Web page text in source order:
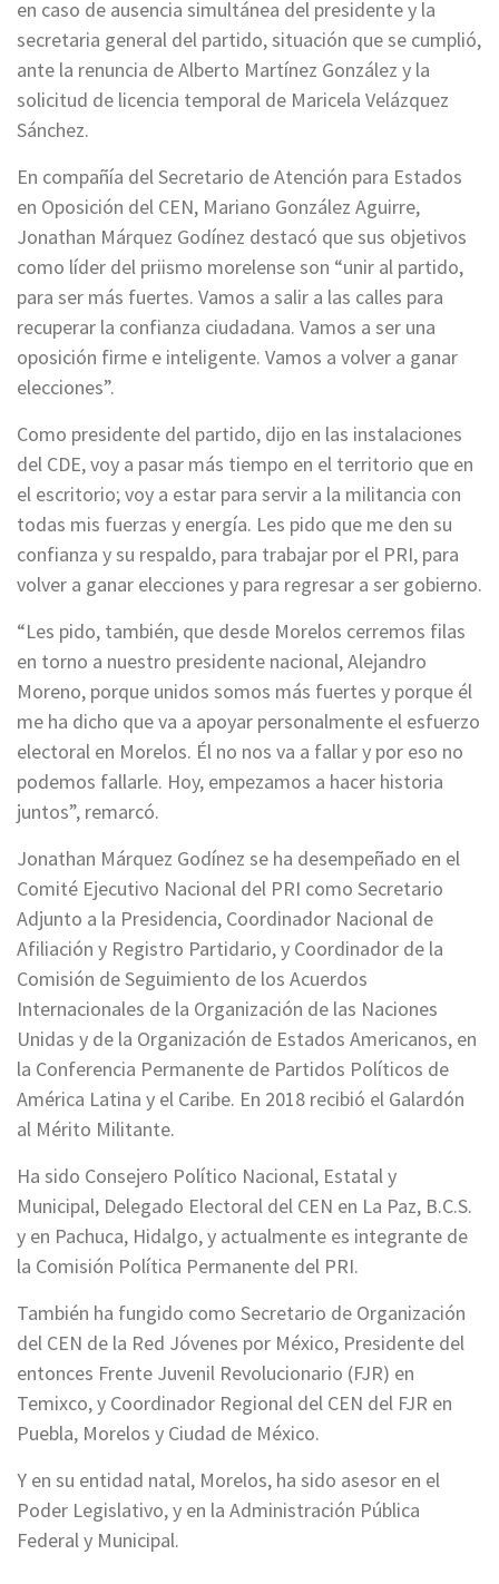
en caso de ausencia simultánea del presidente y la
secretaria general del partido, situación que se cumplió,
ante la renuncia de Alberto Martínez González y la
solicitud de licencia temporal de Maricela Velázquez
Sánchez.
En compañía del Secretario de Atención para Estados
en Oposición del CEN, Mariano González Aguirre,
Jonathan Márquez Godínez destacó que sus objetivos
como líder del priismo morelense son “unir al partido,
para ser más fuertes. Vamos a salir a las calles para
recuperar la confianza ciudadana. Vamos a ser una
oposición firme e inteligente. Vamos a volver a ganar
elecciones”.
Como presidente del partido, dijo en las instalaciones
del CDE, voy a pasar más tiempo en el territorio que en
el escritorio; voy a estar para servir a la militancia con
todas mis fuerzas y energía. Les pido que me den su
confianza y su respaldo, para trabajar por el PRI, para
volver a ganar elecciones y para regresar a ser gobierno.
“Les pido, también, que desde Morelos cerremos filas
en torno a nuestro presidente nacional, Alejandro
Moreno, porque unidos somos más fuertes y porque él
me ha dicho que va a apoyar personalmente el esfuerzo
electoral en Morelos. Él no nos va a fallar y por eso no
podemos fallarle. Hoy, empezamos a hacer historia
juntos”, remarcó.
Jonathan Márquez Godínez se ha desempeñado en el
Comité Ejecutivo Nacional del PRI como Secretario
Adjunto a la Presidencia, Coordinador Nacional de
Afiliación y Registro Partidario, y Coordinador de la
Comisión de Seguimiento de los Acuerdos
Internacionales de la Organización de las Naciones
Unidas y de la Organización de Estados Americanos, en
la Conferencia Permanente de Partidos Políticos de
América Latina y el Caribe. En 2018 recibió el Galardón
al Mérito Militante.
Ha sido Consejero Político Nacional, Estatal y
Municipal, Delegado Electoral del CEN en La Paz, B.C.S.
y en Pachuca, Hidalgo, y actualmente es integrante de
la Comisión Política Permanente del PRI.
También ha fungido como Secretario de Organización
del CEN de la Red Jóvenes por México, Presidente del
entonces Frente Juvenil Revolucionario (FJR) en
Temixco, y Coordinador Regional del CEN del FJR en
Puebla, Morelos y Ciudad de México.
Y en su entidad natal, Morelos, ha sido asesor en el
Poder Legislativo, y en la Administración Pública
Federal y Municipal.